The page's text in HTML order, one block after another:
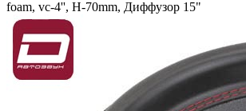
foam, vc-4'', H-70mm, Диффузор 15"